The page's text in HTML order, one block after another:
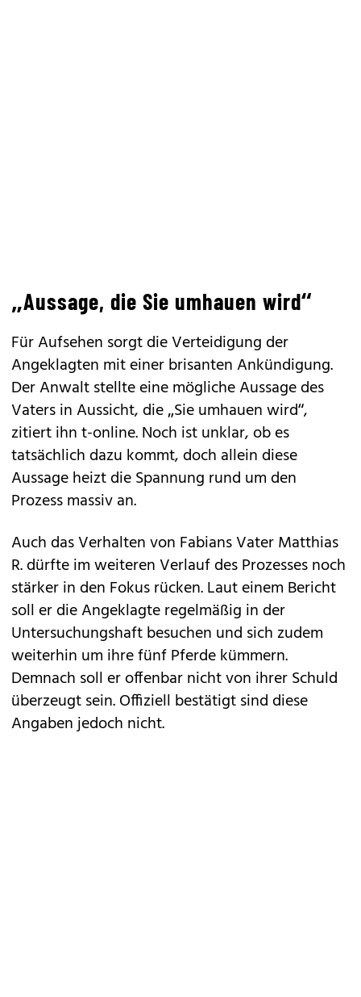
„Aussage, die Sie umhauen wird“
Für Aufsehen sorgt die Verteidigung der
Angeklagten mit einer brisanten Ankündigung.
Der Anwalt stellte eine mögliche Aussage des
Vaters in Aussicht, die „Sie umhauen wird“,
zitiert ihn t-online. Noch ist unklar, ob es
tatsächlich dazu kommt, doch allein diese
Aussage heizt die Spannung rund um den
Prozess massiv an.
Auch das Verhalten von Fabians Vater Matthias
R. dürfte im weiteren Verlauf des Prozesses noch
stärker in den Fokus rücken. Laut einem Bericht
soll er die Angeklagte regelmäßig in der
Untersuchungshaft besuchen und sich zudem
weiterhin um ihre fünf Pferde kümmern.
Demnach soll er offenbar nicht von ihrer Schuld
überzeugt sein. Offiziell bestätigt sind diese
Angaben jedoch nicht.